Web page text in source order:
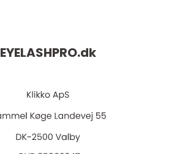
EYELASHPRO.dk